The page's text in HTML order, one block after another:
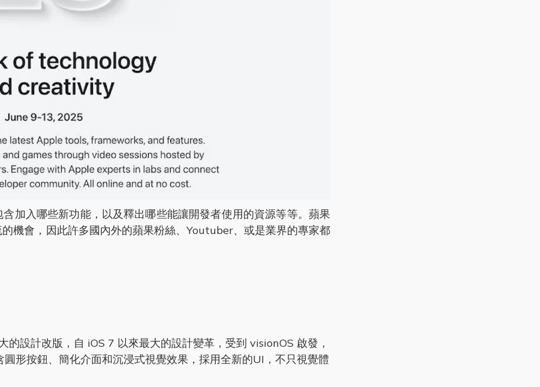
加入哪些新功能，以及釋出哪些能讓開發者使用的資源等等。蘋果
機會，因此許多國內外的蘋果粉絲、Youtuber、或是業界的專家都
設計改版，自 iOS 7 以來最大的設計變革，受到 visionOS 啟發，
形按鈕、簡化介面和沉浸式視覺效果，採用全新的UI，不只視覺體